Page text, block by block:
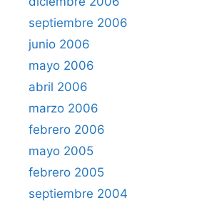
septiembre 2006
junio 2006
mayo 2006
abril 2006
marzo 2006
febrero 2006
mayo 2005
febrero 2005
septiembre 2004